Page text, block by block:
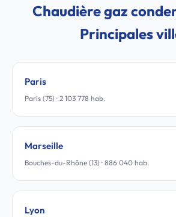
Chaudière gaz
Principales
Paris
Paris (75) · 2 103 778 hab.
Marseille
Bouches-du-Rhône (13) · 886 040 hab.
Lyon